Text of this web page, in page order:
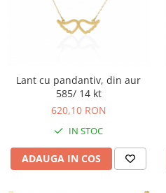
ACE DE CRAVATA
BRATARI PENTRU PICIOR
LANTURI TIP ROZARIU
Lant cu pandantiv, din aur
585/ 14 kt
620,10 RON
IN STOC
ADAUGA IN COS